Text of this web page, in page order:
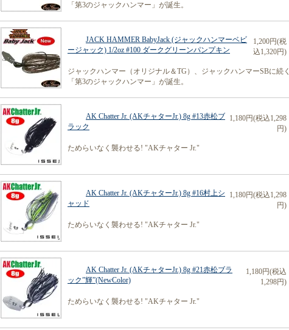
「第3のジャックハンマー」が誕生。
JACK HAMMER BabyJack (ジャックハンマーベビ
ージャック) 1/2oz #100 ダークグリーンパンプキン
1,200円(税
込1,320円)
ジャックハンマー（オリジナル＆TG）、ジャックハンマーSBに続く
「第3のジャックハンマー」が誕生。
AK Chatter Jr. (AKチャターJr.) 8g #13赤松ブ
ラック
1,180円(税込1,298
円)
ためらいなく襲わせる! "AKチャター Jr."
AK Chatter Jr. (AKチャターJr.) 8g #16村上シ
ャッド
1,180円(税込1,298
円)
ためらいなく襲わせる! "AKチャター Jr."
AK Chatter Jr. (AKチャターJr.) 8g #21赤松ブラ
ック”輝”(NewColor)
1,180円(税込
1,298円)
ためらいなく襲わせる! "AKチャター Jr."